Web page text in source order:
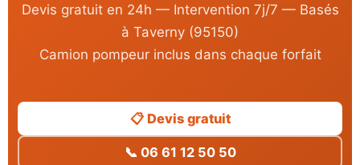
Devis gratuit en 24h — Intervention 7j/7 — Basés
à Taverny (95150)
Camion pompeur inclus dans chaque forfait
📋 Devis gratuit
📞 06 61 12 50 50